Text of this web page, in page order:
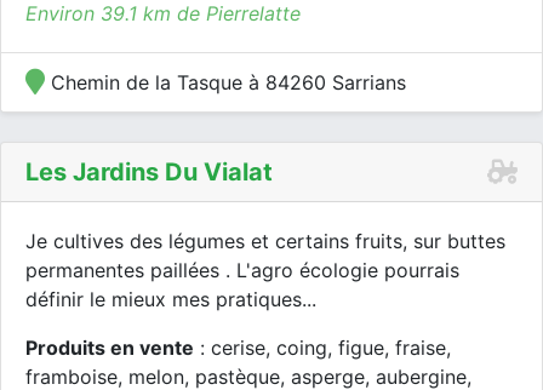
Environ 39.1 km de Pierrelatte
Chemin de la Tasque à 84260 Sarrians
Les Jardins Du Vialat
Je cultives des légumes et certains fruits, sur buttes
permanentes paillées . L'agro écologie pourrais
définir le mieux mes pratiques...
Produits en vente : cerise, coing, figue, fraise,
framboise, melon, pastèque, asperge, aubergine,